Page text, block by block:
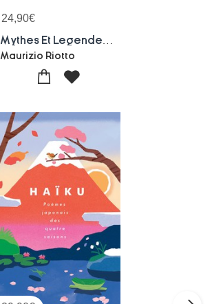
24,90€
Maurizio Riotto